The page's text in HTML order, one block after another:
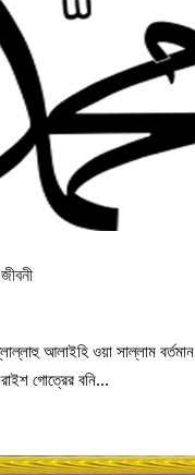
আলাইহি ওয়া সাল্লাম
গোত্রের বনি...